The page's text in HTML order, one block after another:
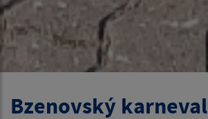
Bzenovský karneval